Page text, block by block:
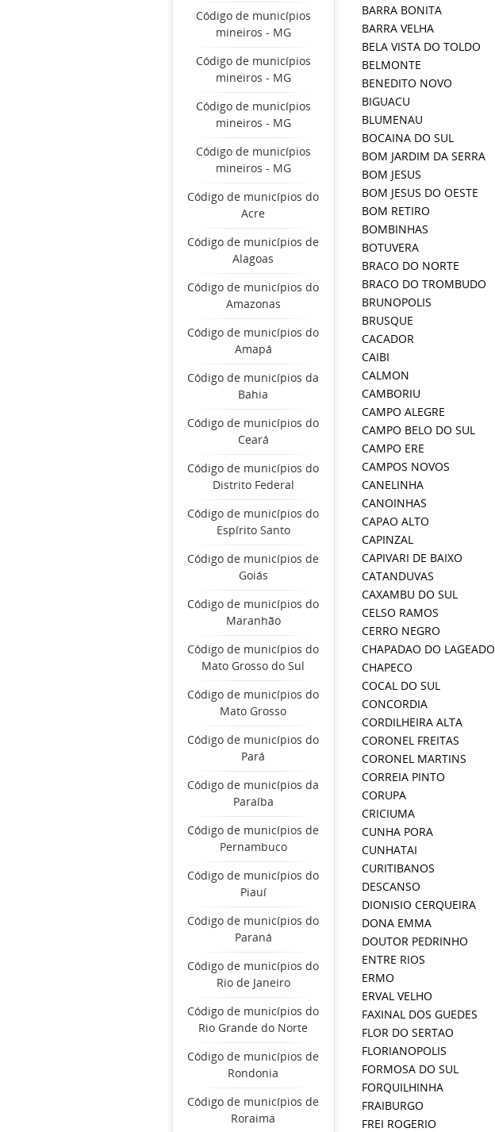
Código de municípios
mineiros - MG
Código de municípios
mineiros - MG
Código de municípios
mineiros - MG
Código de municípios
mineiros - MG
Código de municípios do
Acre
Código de municípios de
Alagoas
Código de municípios do
Amazonas
Código de municípios do
Amapá
Código de municípios da
Bahia
Código de municípios do
Ceará
Código de municípios do
Distrito Federal
Código de municípios do
Espírito Santo
Código de municípios de
Goiás
Código de municípios do
Maranhão
Código de municípios do
Mato Grosso do Sul
Código de municípios do
Mato Grosso
Código de municípios do
Pará
Código de municípios da
Paraíba
Código de municípios de
Pernambuco
Código de municípios do
Piauí
Código de municípios do
Paraná
Código de municípios do
Rio de Janeiro
Código de municípios do
Rio Grande do Norte
Código de municípios de
Rondonia
Código de municípios de
Roraima
BARRA BONITA
BARRA VELHA
BELA VISTA DO TOLDO
BELMONTE
BENEDITO NOVO
BIGUACU
BLUMENAU
BOCAINA DO SUL
BOM JARDIM DA SERRA
BOM JESUS
BOM JESUS DO OESTE
BOM RETIRO
BOMBINHAS
BOTUVERA
BRACO DO NORTE
BRACO DO TROMBUDO
BRUNOPOLIS
BRUSQUE
CACADOR
CAIBI
CALMON
CAMBORIU
CAMPO ALEGRE
CAMPO BELO DO SUL
CAMPO ERE
CAMPOS NOVOS
CANELINHA
CANOINHAS
CAPAO ALTO
CAPINZAL
CAPIVARI DE BAIXO
CATANDUVAS
CAXAMBU DO SUL
CELSO RAMOS
CERRO NEGRO
CHAPADAO DO LAGEADO
CHAPECO
COCAL DO SUL
CONCORDIA
CORDILHEIRA ALTA
CORONEL FREITAS
CORONEL MARTINS
CORREIA PINTO
CORUPA
CRICIUMA
CUNHA PORA
CUNHATAI
CURITIBANOS
DESCANSO
DIONISIO CERQUEIRA
DONA EMMA
DOUTOR PEDRINHO
ENTRE RIOS
ERMO
ERVAL VELHO
FAXINAL DOS GUEDES
FLOR DO SERTAO
FLORIANOPOLIS
FORMOSA DO SUL
FORQUILHINHA
FRAIBURGO
FREI ROGERIO